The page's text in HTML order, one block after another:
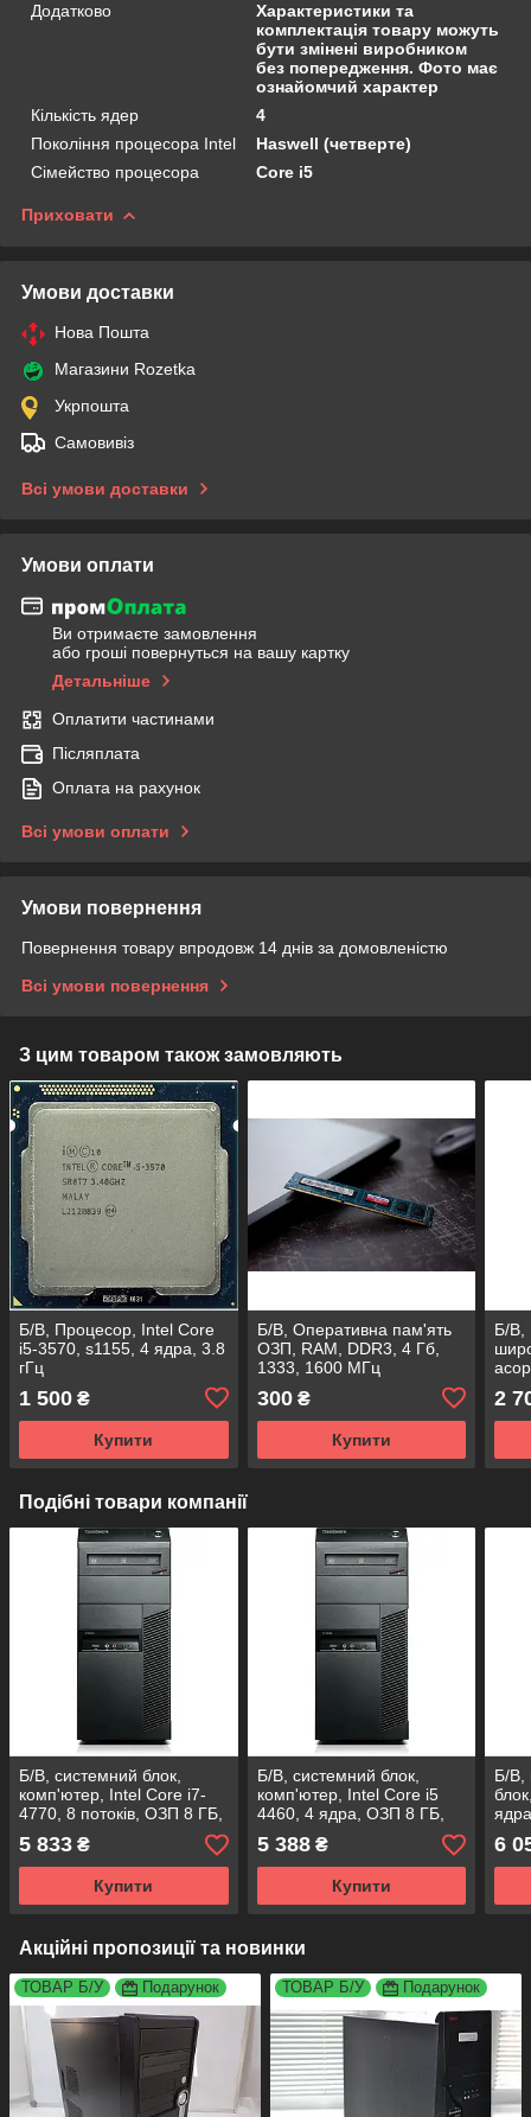
Додатково
Характеристики та
комплектація товару можуть
бути змінені виробником
без попередження. Фото має
ознайомчий характер
Кількість ядер
4
Покоління процесора Intel
Haswell (четверте)
Сімейство процесора
Core i5
Приховати
Умови доставки
Нова Пошта
Магазини Rozetka
Укрпошта
Самовивіз
Всі умови доставки
Умови оплати
Ви отримаєте замовлення
або гроші повернуться на вашу картку
Детальніше
Оплатити частинами
Післяплата
Оплата на рахунок
Всі умови оплати
Умови повернення
Повернення товару впродовж 14 днів за домовленістю
Всі умови повернення
З цим товаром також замовляють
Б/В, Процесор, Intel Core
i5-3570, s1155, 4 ядра, 3.8
гГц
1 500 ₴
Купити
Б/В, Оперативна пам'ять
ОЗП, RAM, DDR3, 4 Гб,
1333, 1600 МГц
300₴
Купити
Б/В,
2
Подібні товари компанії
Б/В, системний блок,
комп'ютер, Intel Core i7-
4770, 8 потоків, ОЗП 8 ГБ,
HDD 500 ГБ
5 833 ₴
Купити
Б/В, системний блок,
комп'ютер, Intel Core i5
4460, 4 ядра, ОЗП 8 ГБ,
HDD 500 ГБ, відео 2 ГБ
5 388₴
Купити
Б/В,
ГБ,
6
Акційні пропозиції та новинки
ТОВАР Б/У Подарунок ТОВАР Б/У Подарунок